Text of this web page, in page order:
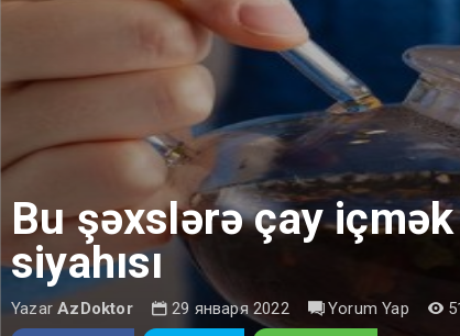
Bu şəxslərə çay
siyahısı
YazarAzDoktor 29 января 2022 Yorum Yap